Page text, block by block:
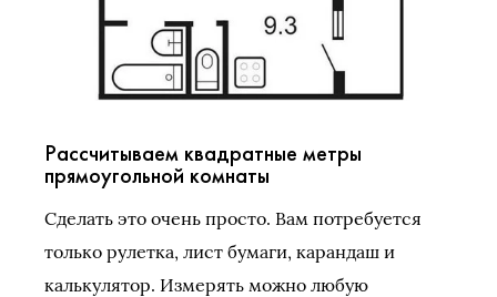
Рассчитываем квадратные метры
прямоугольной комнаты
Сделать это очень просто. Вам потребуется
только рулетка, лист бумаги, карандаш и
калькулятор. Измерять можно любую